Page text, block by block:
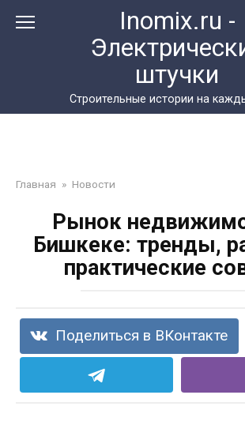
Inomix.ru -
штучки
Cтроительные истории на
Главная » Новости
Рынок
Бишкеке: тренды,
практические
Поделиться в ВКонтакте